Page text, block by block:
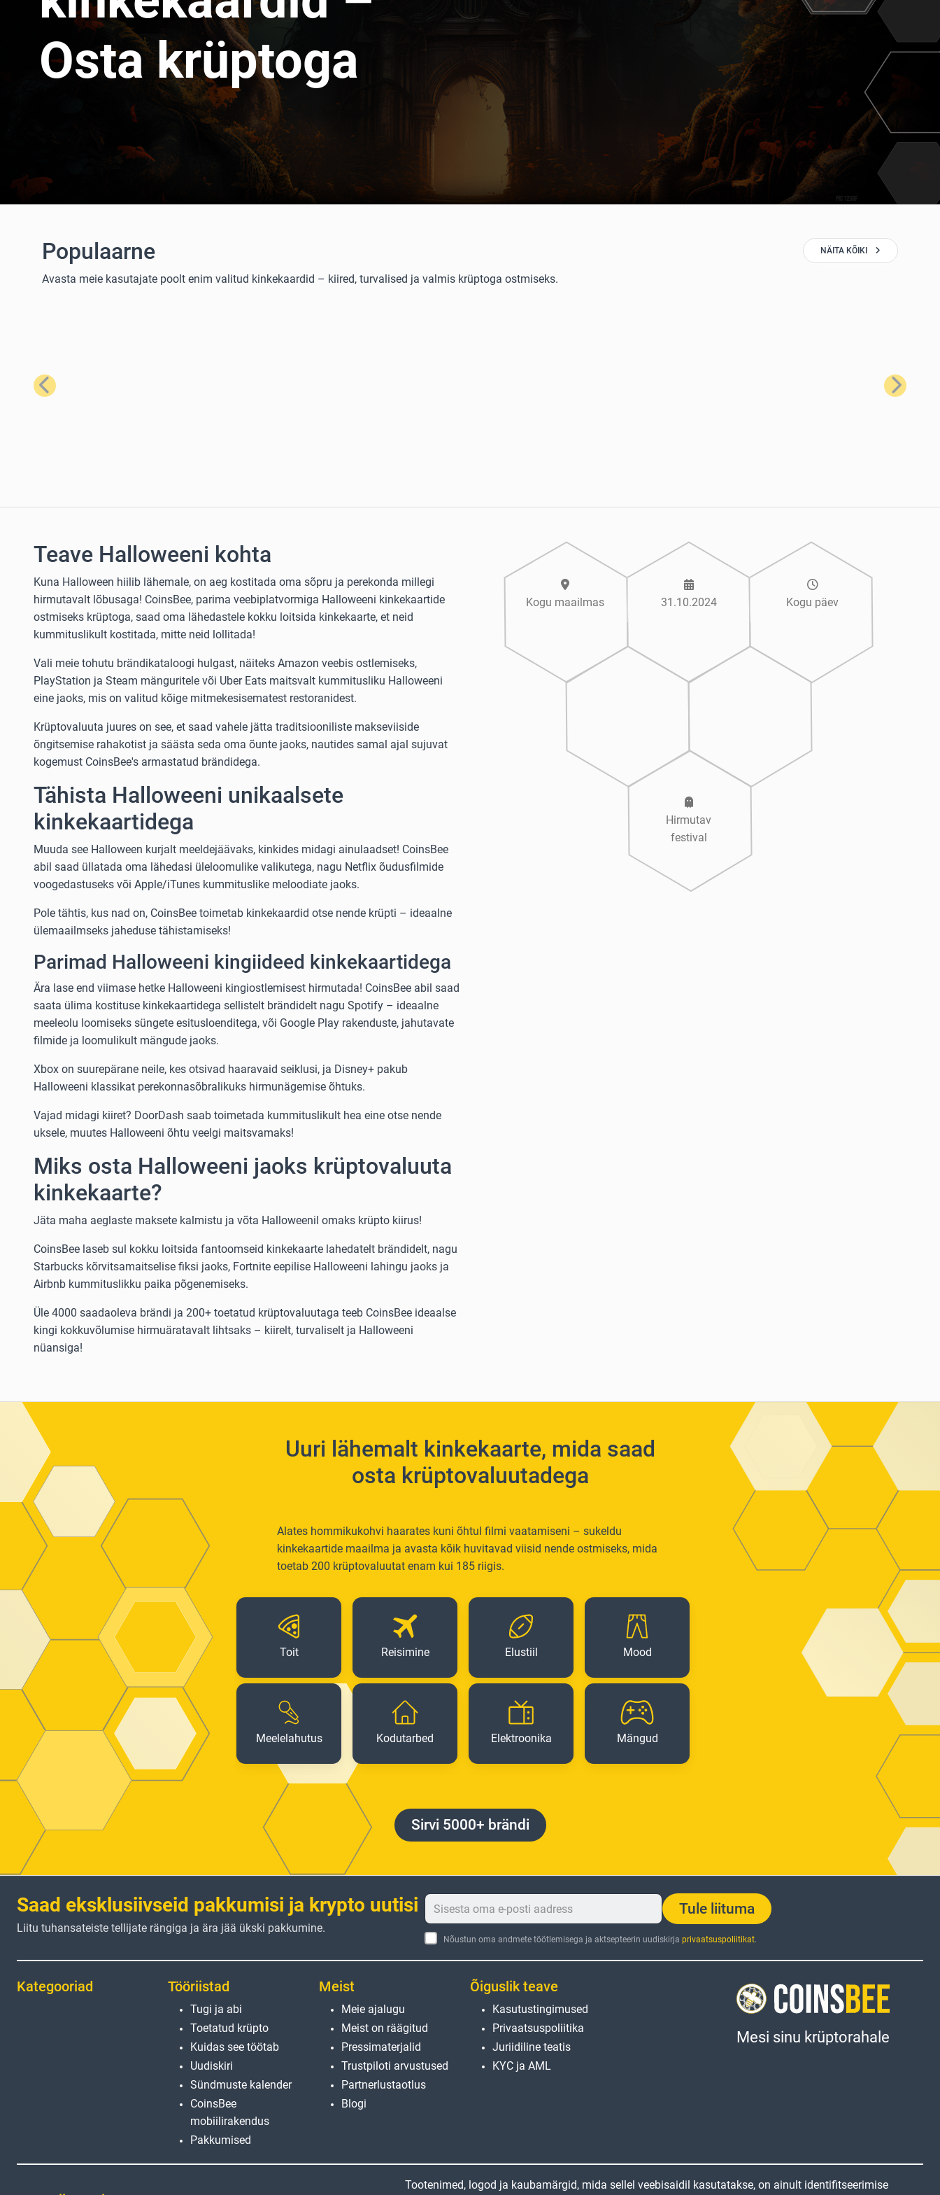
Osta krüptoga
Populaarne
Avasta meie kasutajate poolt enim valitud kinkekaardid – kiired, turvalised ja valmis krüptoga ostmiseks.
NÄITA KÕIKI
Eelmine Järgmine
Teave Halloweeni kohta
Kuna Halloween hiilib lähemale, on aeg kostitada oma sõpru ja perekonda millegi
hirmutavalt lõbusaga! CoinsBee, parima veebiplatvormiga Halloweeni kinkekaartide
ostmiseks krüptoga, saad oma lähedastele kokku loitsida kinkekaarte, et neid
kummituslikult kostitada, mitte neid lollitada!
Vali meie tohutu brändikataloogi hulgast, näiteks Amazon veebis ostlemiseks,
PlayStation ja Steam mänguritele või Uber Eats maitsvalt kummitusliku Halloweeni
eine jaoks, mis on valitud kõige mitmekesisematest restoranidest.
Krüptovaluuta juures on see, et saad vahele jätta traditsiooniliste makseviiside
õngitsemise rahakotist ja säästa seda oma õunte jaoks, nautides samal ajal sujuvat
kogemust CoinsBee's armastatud brändidega.
Tähista Halloweeni unikaalsete
kinkekaartidega
Muuda see Halloween kurjalt meeldejäävaks, kinkides midagi ainulaadset! CoinsBee
abil saad üllatada oma lähedasi üleloomulike valikutega, nagu Netflix õudusfilmide
voogedastuseks või Apple/iTunes kummituslike meloodiate jaoks.
Pole tähtis, kus nad on, CoinsBee toimetab kinkekaardid otse nende krüpti – ideaalne
ülemaailmseks jaheduse tähistamiseks!
Parimad Halloweeni kingiideed kinkekaartidega
Ära lase end viimase hetke Halloweeni kingiostlemisest hirmutada! CoinsBee abil saad
saata ülima kostituse kinkekaartidega sellistelt brändidelt nagu Spotify – ideaalne
meeleolu loomiseks süngete esitusloenditega, või Google Play rakenduste, jahutavate
filmide ja loomulikult mängude jaoks.
Xbox on suurepärane neile, kes otsivad haaravaid seiklusi, ja Disney+ pakub
Halloweeni klassikat perekonnasõbralikuks hirmunägemise õhtuks.
Vajad midagi kiiret? DoorDash saab toimetada kummituslikult hea eine otse nende
uksele, muutes Halloweeni õhtu veelgi maitsvamaks!
Miks osta Halloweeni jaoks krüptovaluuta
kinkekaarte?
Jäta maha aeglaste maksete kalmistu ja võta Halloweenil omaks krüpto kiirus!
CoinsBee laseb sul kokku loitsida fantoomseid kinkekaarte lahedatelt brändidelt, nagu
Starbucks kõrvitsamaitselise fiksi jaoks, Fortnite eepilise Halloweeni lahingu jaoks ja
Airbnb kummituslikku paika põgenemiseks.
Üle 4000 saadaoleva brändi ja 200+ toetatud krüptovaluutaga teeb CoinsBee ideaalse
kingi kokkuvõlumise hirmuäratavalt lihtsaks – kiirelt, turvaliselt ja Halloweeni
nüansiga!
Kogu maailmas 31.10.2024 Kogu päev
Hirmutav
festival
Uuri lähemalt kinkekaarte, mida saad
osta krüptovaluutadega
Alates hommikukohvi haarates kuni õhtul filmi vaatamiseni – sukeldu
kinkekaartide maailma ja avasta kõik huvitavad viisid nende ostmiseks, mida
toetab 200 krüptovaluutat enam kui 185 riigis.
Toit Reisimine Elustiil Mood
Meelelahutus Kodutarbed Elektroonika Mängud
Sirvi 5000+ brändi
Saad eksklusiivseid pakkumisi ja krypto uutisi
Liitu tuhansateiste tellijate rängiga ja ära jää ükski pakkumine.
Tule liituma
Nõustun oma andmete töötlemisega ja aktsepteerin uudiskirja privaatsuspoliitikat.
Kategooriad Tööriistad
Tugi ja abi
Toetatud krüpto
Kuidas see töötab
Uudiskiri
Sündmuste kalender
CoinsBee
mobiilirakendus
Pakkumised
Meist
Meie ajalugu
Meist on räägitud
Pressimaterjalid
Trustpiloti arvustused
Partnerlustaotlus
Blogi
Õiguslik teave
Kasutustingimused
Privaatsuspoliitika
Juriidiline teatis
KYC ja AML
Mesi sinu krüptorahale
Tootenimed, logod ja kaubamärgid, mida sellel veebisaidil kasutatakse, on ainult identifitseerimise